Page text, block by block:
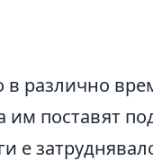
различно
им поставят
е